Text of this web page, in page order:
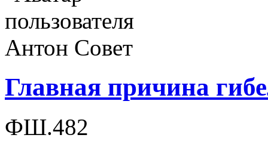
Главная причина
ФШ.482